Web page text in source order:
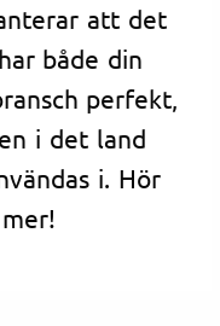
att det
både din
perfekt,
i det land
i. Hör